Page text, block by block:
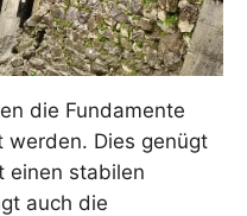
die Fundamente
Dies genügt
einen stabilen
auch die